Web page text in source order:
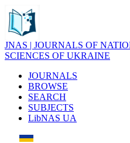
JNAS | JOURNALS OF
SCIENCES OF UKRAINE
JOURNALS
BROWSE
SEARCH
SUBJECTS
LibNAS UA